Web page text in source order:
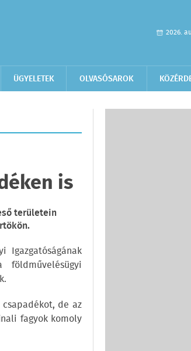
2026.
ÜGYELETEK OLVASÓSAROK
is
területein
Igazgatóságának
de az
fagyok komoly